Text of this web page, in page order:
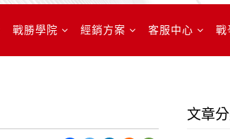
戰勝學院 經銷方案 客服中心 戰
文章